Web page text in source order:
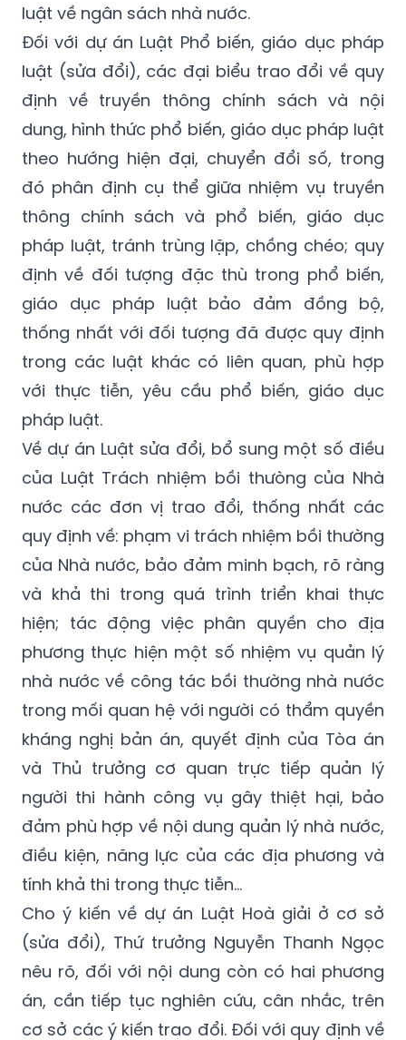
luật về ngân sách nhà nước.
Đối với dự án Luật Phổ biến, giáo dục pháp
luật (sửa đổi), các đại biểu trao đổi về quy
định về truyền thông chính sách và nội
dung, hình thức phổ biến, giáo dục pháp luật
theo hướng hiện đại, chuyển đổi số, trong
đó phân định cụ thể giữa nhiệm vụ truyền
thông chính sách và phổ biến, giáo dục
pháp luật, tránh trùng lặp, chồng chéo; quy
định về đối tượng đặc thù trong phổ biến,
giáo dục pháp luật bảo đảm đồng bộ,
thống nhất với đối tượng đã được quy định
trong các luật khác có liên quan, phù hợp
với thực tiễn, yêu cầu phổ biến, giáo dục
pháp luật.
Về dự án Luật sửa đổi, bổ sung một số điều
của Luật Trách nhiệm bồi thưòng của Nhà
nước các đơn vị trao đổi, thống nhất các
quy định về: phạm vi trách nhiệm bồi thường
của Nhà nước, bảo đảm minh bạch, rõ ràng
và khả thi trong quá trình triển khai thực
hiện; tác động việc phân quyền cho địa
phương thực hiện một số nhiệm vụ quản lý
nhà nước về công tác bồi thường nhà nước
trong mối quan hệ với người có thẩm quyền
kháng nghị bản án, quyết định của Tòa án
và Thủ trưởng cơ quan trực tiếp quản lý
người thi hành công vụ gây thiệt hại, bảo
đảm phù hợp về nội dung quản lý nhà nước,
điều kiện, năng lực của các địa phương và
tính khả thi trong thực tiễn…
Cho ý kiến về dự án Luật Hoà giải ở cơ sở
(sửa đổi), Thứ trưởng Nguyễn Thanh Ngọc
nêu rõ, đối với nội dung còn có hai phương
án, cần tiếp tục nghiên cứu, cân nhắc, trên
cơ sở các ý kiến trao đổi. Đối với quy định về